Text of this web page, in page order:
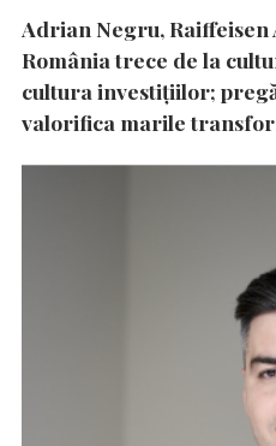
Adrian Negru, Raiffeisen
România trece de la
cultura investițiilor;
valorifica marile